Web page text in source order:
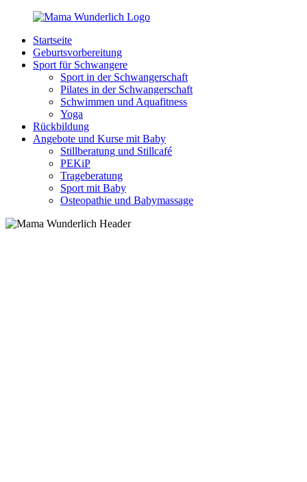
Zurück
Inhalt
MamaWunderlich.de
Mutti
sein
wunderbar!
Startseite
Geburtsvorbereitung
Sport für Schwangere
Sport in der Schwangerschaft
Pilates in der Schwangerschaft
Schwimmen und Aquafitness
Yoga
Rückbildung
Angebote und Kurse mit Baby
Stillberatung und Stillcafé
PEKiP
Trageberatung
Sport mit Baby
Osteopathie und Babymassage